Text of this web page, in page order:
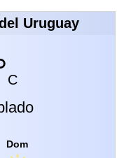
Uruguay
C
Dom